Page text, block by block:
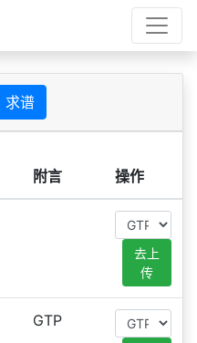
求谱
附言 操作
去上
传
GTP